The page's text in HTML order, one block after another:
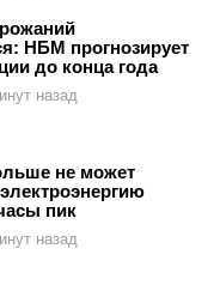
НБМ прогнозирует
до конца года
назад
не может
пик
назад